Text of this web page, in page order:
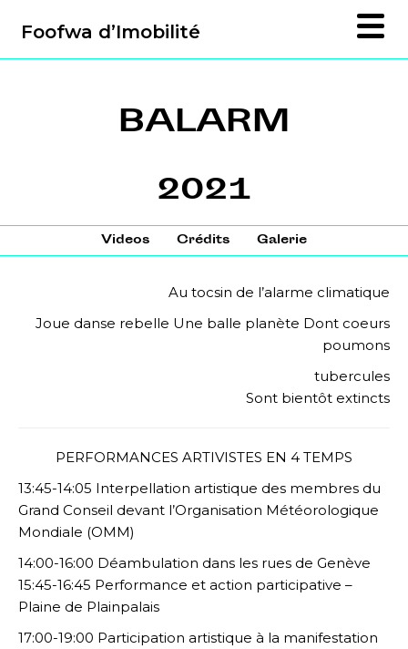
Foofwa d’Imobilité
BALARM
2021
Videos Crédits Galerie
Au tocsin de l’alarme climatique
Joue danse rebelle Une balle planète Dont coeurs
poumons
tubercules
Sont bientôt extincts
PERFORMANCES ARTIVISTES EN 4 TEMPS
13:45-14:05 Interpellation artistique des membres du
Grand Conseil devant l’Organisation Météorologique
Mondiale (OMM)
14:00-16:00 Déambulation dans les rues de Genève
15:45-16:45 Performance et action participative –
Plaine de Plainpalais
17:00-19:00 Participation artistique à la manifestation